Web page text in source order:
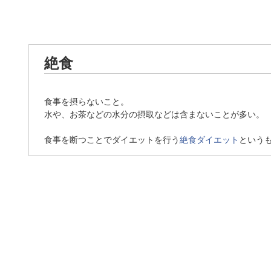
絶食
食事を摂らないこと。
水や、お茶などの水分の摂取などは含まないことが多い。
食事を断つことでダイエットを行う絶食ダイエット という